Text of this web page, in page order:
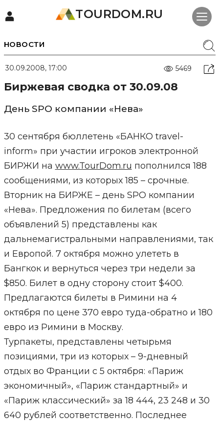
TOURDOM.RU
НОВОСТИ
30.09.2008, 17:00 5469
Биржевая сводка от 30.09.08
День SPO компании «Нева»
30 сентября бюллетень «БАНКО travel-
inform» при участии игроков электронной
БИРЖИ на www.TourDom.ru пополнился 188
сообщениями, из которых 185 – срочные.
Вторник на БИРЖЕ – день SPO компании
«Нева». Предложения по билетам (всего
объявлений 5) представлены как
дальнемагистральными направлениями, так
и Европой. 7 октября можно улететь в
Бангкок и вернуться через три недели за
$850. Билет в одну сторону стоит $400.
Предлагаются билеты в Римини на 4
октября по цене 370 евро туда-обратно и 180
евро из Римини в Москву.
Турпакеты, представлены четырьмя
позициями, три из которых – 9-дневный
отдых во Франции с 5 октября: «Париж
экономичный», «Париж стандартный» и
«Париж классический» за 18 444, 23 248 и 30
640 рублей соответственно. Последнее